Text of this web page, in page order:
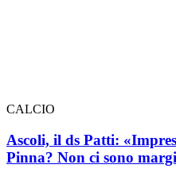
CALCIO
Ascoli, il ds Patti:
Pinna? Non ci sono